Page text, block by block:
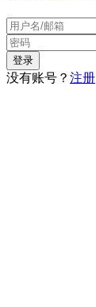
没有账号？ 注册